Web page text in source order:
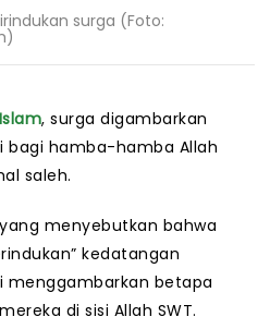
surga (Foto:
Islam, surga digambarkan
bagi hamba-hamba Allah
saleh.
menyebutkan bahwa
kedatangan
menggambarkan betapa
di sisi Allah SWT.